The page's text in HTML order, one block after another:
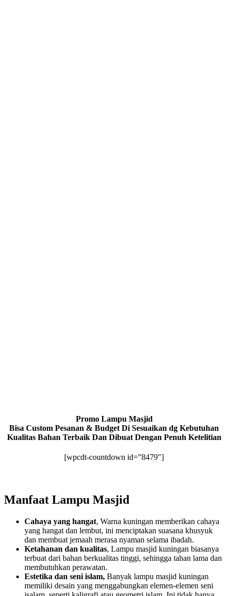
Promo Lampu Masjid
Bisa Custom Pesanan & Budget Di Sesuaikan dg Kebutuhan
Kualitas Bahan Terbaik Dan Dibuat Dengan Penuh Ketelitian
[wpcdt-countdown id=”8479″]
Manfaat Lampu Masjid
Cahaya yang hangat, Warna kuningan memberikan cahaya
yang hangat dan lembut, ini menciptakan suasana khusyuk
dan membuat jemaah merasa nyaman selama ibadah.
Ketahanan dan kualitas, Lampu masjid kuningan biasanya
terbuat dari bahan berkualitas tinggi, sehingga tahan lama dan
membutuhkan perawatan.
Estetika dan seni islam, Banyak lampu masjid kuningan
memiliki desain yang menggabungkan elemen-elemen seni